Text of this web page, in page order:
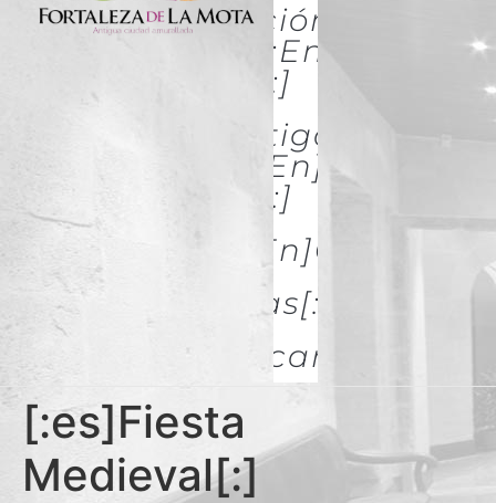
[:es]Conservación Y
& Restoration[:]
[:es]Investigación Y
Difusión[:en]Research
& Spread[:]
Descargas
[:es]Fiesta
Medieval[:]